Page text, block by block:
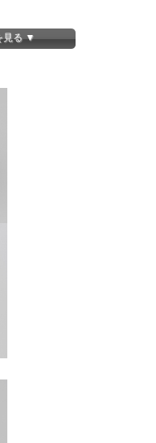
お問い合わせください。
見る ▼